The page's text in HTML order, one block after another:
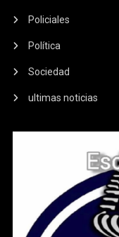
Policiales
Política
Sociedad
ultimas noticias